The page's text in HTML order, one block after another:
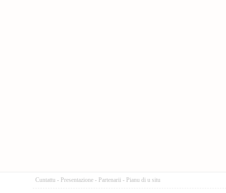
Cuntattu - Presentazione - Partenarii - Pianu di u situ